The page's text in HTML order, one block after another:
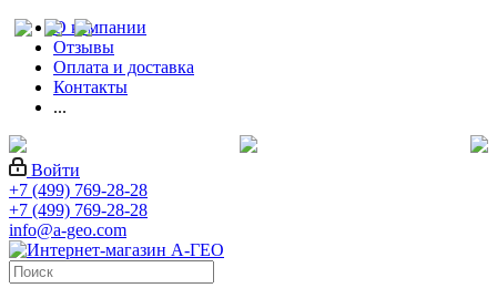
О компании
Отзывы
Оплата и доставка
Контакты
...
Войти
+7 (499) 769-28-28
+7 (499) 769-28-28
info@a-geo.com